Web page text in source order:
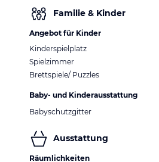
Familie & Kinder
Angebot für Kinder
Kinderspielplatz
Spielzimmer
Brettspiele/ Puzzles
Baby- und Kinderausstattung
Babyschutzgitter
Ausstattung
Räumlichkeiten